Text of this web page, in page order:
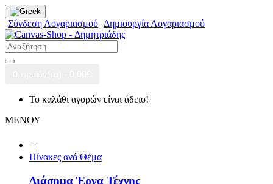
Σύνδεση Λογαριασμού Δημιουργία Λογαριασμού
Το καλάθι αγορών είναι άδειο!
ΜΕΝΟΥ
+
Πίνακες ανά Θέμα
Διάσημα Έργα Τέχνης